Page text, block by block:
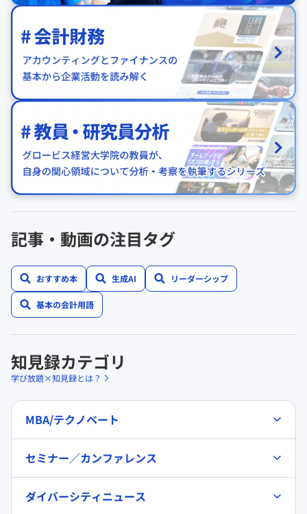
記事・動画の注目タグ
おすすめ本 生成AI リーダーシップ
基本の会計用語
知見録カテゴリ
学び放題×知見録とは？
MBA/テクノベート
セミナー／カンファレンス
ダイバーシティニュース